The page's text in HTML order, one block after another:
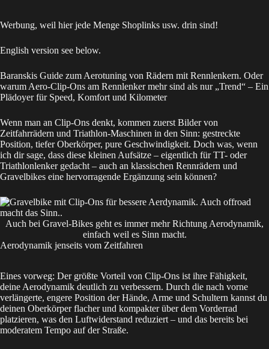
Werbung, weil hier jede Menge Shoplinks usw. drin sind!
English version see below.
Baranskis Guide zum Aerotuning von Rädern mit Rennlenkern. Oder
warum Aero-Clip-Ons am Rennlenker mehr sind als nur „Trend“ – Ein
Plädoyer für Speed, Komfort und Kilometer
Wenn man an Clip-Ons denkt, kommen zuerst Bilder von
Zeitfahrrädern und Triathlon-Maschinen in den Sinn: gestreckte
Position, tiefer Oberkörper, pure Geschwindigkeit. Doch was, wenn
ich dir sage, dass diese kleinen Aufsätze – eigentlich für TT- oder
Triathlonlenker gedacht – auch an klassischen Rennrädern und
Gravelbikes eine hervorragende Ergänzung sein können?
Auch bei Gravel-Bikes geht es immer mehr Richtung Aerodynamik,
einfach weil es Sinn macht.
Aerodynamik jenseits vom Zeitfahren
Eines vorweg: Der größte Vorteil von Clip-Ons ist ihre Fähigkeit,
deine Aerodynamik deutlich zu verbessern. Durch die nach vorne
verlängerte, engere Position der Hände, Arme und Schultern kannst du
deinen Oberkörper flacher und kompakter über dem Vorderrad
platzieren, was den Luftwiderstand reduziert – und das bereits bei
moderatem Tempo auf der Straße.